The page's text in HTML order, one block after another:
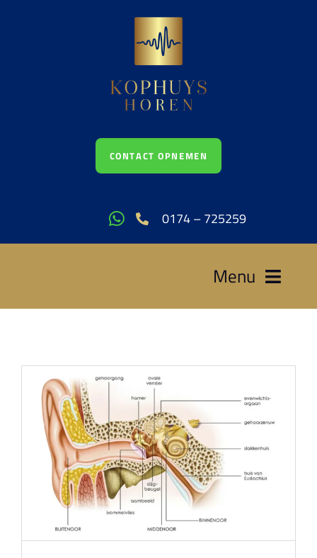
CONTACT OPNEMEN
0174 – 725259
Menu
Hoortoestellen
HoorZeker Abonnement
Oren schoonmaken
Oordoppen
Webshop